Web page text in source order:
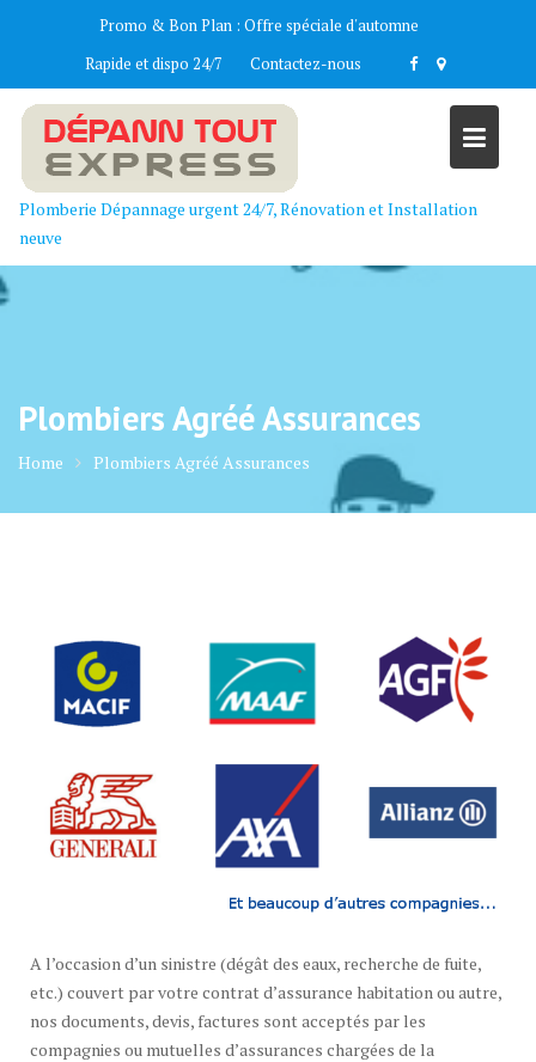
Promo & Bon Plan : Offre spéciale d'automne
Rapide et dispo 24/7
Contactez-nous
Plomberie Dépannage urgent 24/7, Rénovation et Installation
neuve
Plombiers Agréé Assurances
Home Plombiers Agréé Assurances
A l’occasion d’un sinistre (dégât des eaux, recherche de fuite,
etc.) couvert par votre contrat d’assurance habitation ou autre,
nos documents, devis, factures sont acceptés par les
compagnies ou mutuelles d’assurances chargées de la